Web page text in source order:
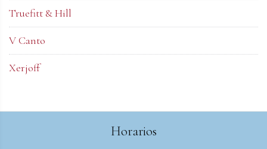
Truefitt & Hill
V Canto
Xerjoff
Horarios